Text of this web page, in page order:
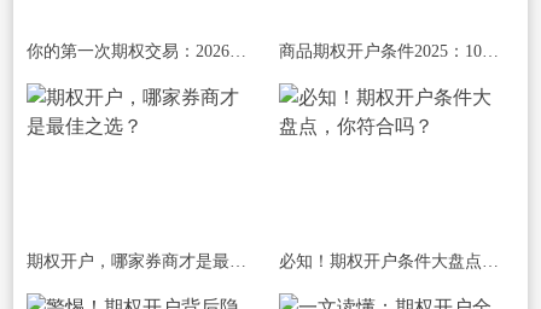
你的第一次期权交易：2026年从模拟到实盘 商品期权开户条件2025：10万验资 + 考试
期权开户，哪家券商才是最佳之选？ 必知！期权开户条件大盘点，你符合吗？